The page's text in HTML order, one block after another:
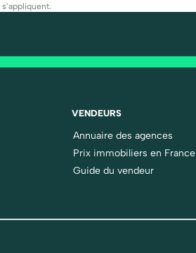
s’appliquent.
VENDEURS
Annuaire des agences
Prix immobiliers en France
Guide du vendeur